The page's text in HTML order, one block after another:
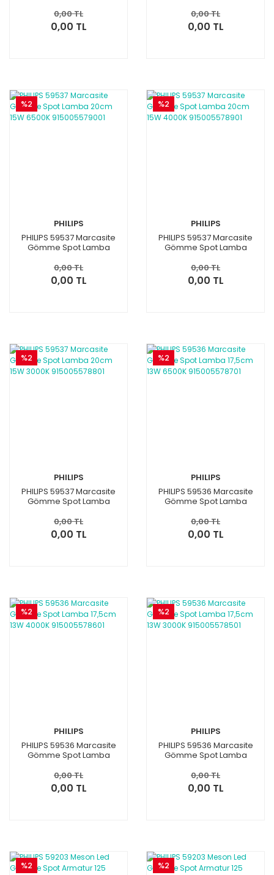
0,00 TL
0,00 TL
0,00 TL
0,00 TL
%2
PHILIPS
PHILIPS 59537 Marcasite
Gömme Spot Lamba
915005579001
0,00 TL
0,00 TL
%2
PHILIPS
PHILIPS 59537 Marcasite
Gömme Spot Lamba
915005578901
0,00 TL
0,00 TL
%2
PHILIPS
PHILIPS 59537 Marcasite
Gömme Spot Lamba
915005578801
0,00 TL
0,00 TL
%2
PHILIPS
PHILIPS 59536 Marcasite
Gömme Spot Lamba
915005578701
0,00 TL
0,00 TL
%2
PHILIPS
PHILIPS 59536 Marcasite
Gömme Spot Lamba
915005578601
0,00 TL
0,00 TL
%2
PHILIPS
PHILIPS 59536 Marcasite
Gömme Spot Lamba
915005578501
0,00 TL
0,00 TL
%2 %2